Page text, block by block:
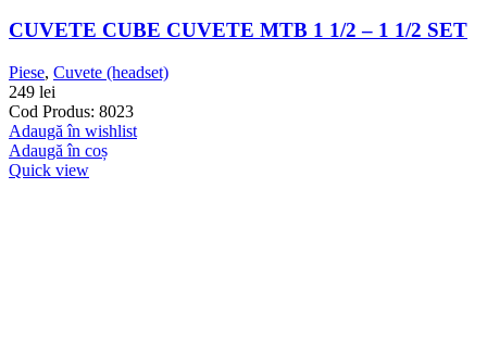
CUVETE CUBE CUVETE MTB 1 1/2 – 1 1/2 SET
Piese, Cuvete (headset)
249 lei
Cod Produs: 8023
Adaugă în wishlist
Adaugă în coș
Quick view